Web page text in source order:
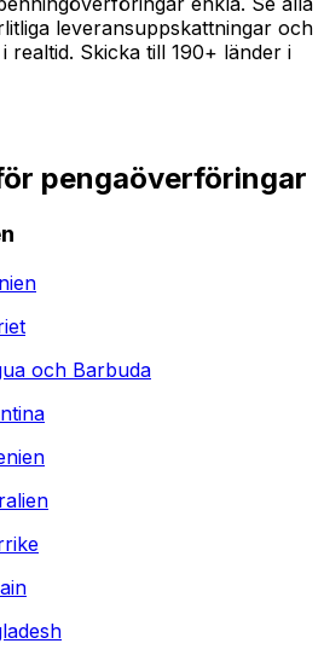
leveransuppskattningar och
realtid. Skicka till 190+ länder i
pengaöverföringar
och Barbuda